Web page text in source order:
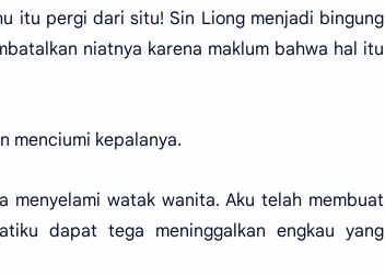
itu pergi dari situ! Sin Liong menjadi bingung
niatnya karena maklum bahwa hal itu
menciumi kepalanya.
menyelami watak wanita. Aku telah membuat
dapat tega meninggalkan engkau yang